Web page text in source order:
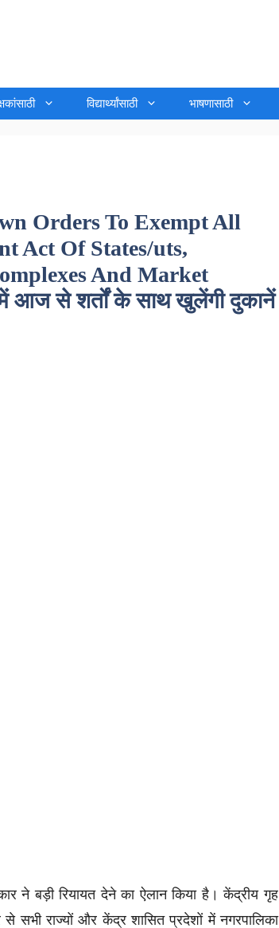
विद्यार्थ्यांसाठी भाषणासाठी
Orders To Exempt All
Act Of States/uts,
And Market
आज से शर्तों के साथ खुलेंगी दुकानें
ने बड़ी रियायत देने का ऐलान किया है। केंद्रीय गृह
सभी राज्यों और केंद्र शासित प्रदेशों में नगरपालिका